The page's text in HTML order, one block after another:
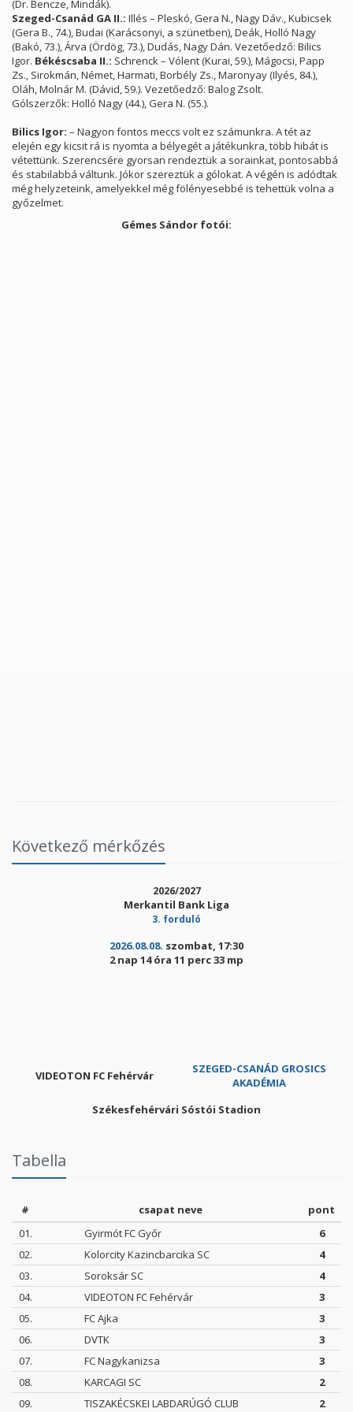
(Dr. Bencze, Mindák).
Szeged-Csanád GA II.: Illés – Pleskó, Gera N., Nagy Dáv., Kubicsek
(Gera B., 74.), Budai (Karácsonyi, a szünetben), Deák, Holló Nagy
(Bakó, 73.), Árva (Ördög, 73.), Dudás, Nagy Dán. Vezetőedző: Bilics
Igor. Békéscsaba II.: Schrenck – Vólent (Kurai, 59.), Mágocsi, Papp
Zs., Sirokmán, Német, Harmati, Borbély Zs., Maronyay (Ilyés, 84.),
Oláh, Molnár M. (Dávid, 59.). Vezetőedző: Balog Zsolt.
Gólszerzők: Holló Nagy (44.), Gera N. (55.).
Bilics Igor: – Nagyon fontos meccs volt ez számunkra. A tét az
elején egy kicsit rá is nyomta a bélyegét a játékunkra, több hibát is
vétettünk. Szerencsére gyorsan rendeztük a sorainkat, pontosabbá
és stabilabbá váltunk. Jókor szereztük a gólokat. A végén is adódtak
még helyzeteink, amelyekkel még fölényesebbé is tehettük volna a
győzelmet.
Gémes Sándor fotói:
Következő mérkőzés
2026/2027
Merkantil Bank Liga
3. forduló
2026.08.08. szombat, 17:30
2 nap 14 óra 11 perc 33 mp
VIDEOTON FC Fehérvár
SZEGED-CSANÁD GROSICS
AKADÉMIA
Székesfehérvári Sóstói Stadion
Tabella
# csapat neve
pont
01.
Gyirmót FC Győr
6
02.
Kolorcity Kazincbarcika SC
4
03.
Soroksár SC
4
04.
VIDEOTON FC Fehérvár
3
05.
FC Ajka
3
06.
DVTK
3
07.
FC Nagykanizsa
3
08.
KARCAGI SC
2
09.
TISZAKÉCSKEI LABDARÚGÓ CLUB 2